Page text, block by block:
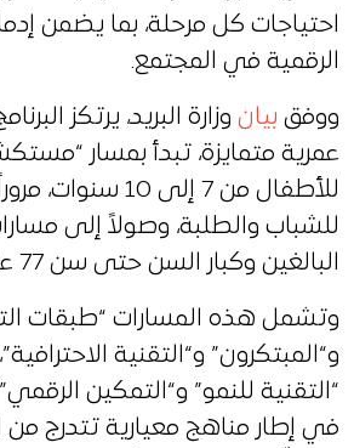
احتياجات كل مرحلة، بما يضمن
الرقمية في المجتمع.
ووفق بيان وزارة البريد، يرتكز
عمرية متمايزة، تبدأ بمسار
للأطفال من 7 إلى
للشباب والطلبة، وصولاً إلى
البالغين وكبار السن حتى سن 77 عاماً.
وتشمل هذه المسارات “طبقات
و“المبتكرون” و“التقنية
“التقنية للنمو” و“التمكين الرقمي”
في إطار مناهج معيارية تتدرج